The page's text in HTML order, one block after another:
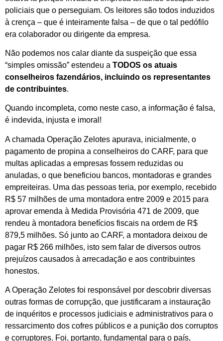
policiais que o perseguiam. Os leitores são todos induzidos
à crença – que é inteiramente falsa – de que o tal pedófilo
era colaborador ou dirigente da empresa.
Não podemos nos calar diante da suspeição que essa
“simples omissão” estendeu a TODOS os atuais
conselheiros fazendários, incluindo os representantes
de contribuintes.
Quando incompleta, como neste caso, a informação é falsa,
é indevida, injusta e imoral!
A chamada Operação Zelotes apurava, inicialmente, o
pagamento de propina a conselheiros do CARF, para que
multas aplicadas a empresas fossem reduzidas ou
anuladas, o que beneficiou bancos, montadoras e grandes
empreiteiras. Uma das pessoas teria, por exemplo, recebido
R$ 57 milhões de uma montadora entre 2009 e 2015 para
aprovar emenda à Medida Provisória 471 de 2009, que
rendeu à montadora benefícios fiscais na ordem de R$
879,5 milhões. Só junto ao CARF, a montadora deixou de
pagar R$ 266 milhões, isto sem falar de diversos outros
prejuízos causados à arrecadação e aos contribuintes
honestos.
A Operação Zelotes foi responsável por descobrir diversas
outras formas de corrupção, que justificaram a instauração
de inquéritos e processos judiciais e administrativos para o
ressarcimento dos cofres públicos e a punição dos corruptos
e corruptores. Foi, portanto, fundamental para o país,